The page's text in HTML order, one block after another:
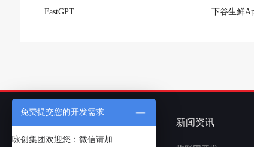
FastGPT 下谷生鲜
新闻资讯
免费提交您的开发需求
咏创集团欢迎您：微信请加